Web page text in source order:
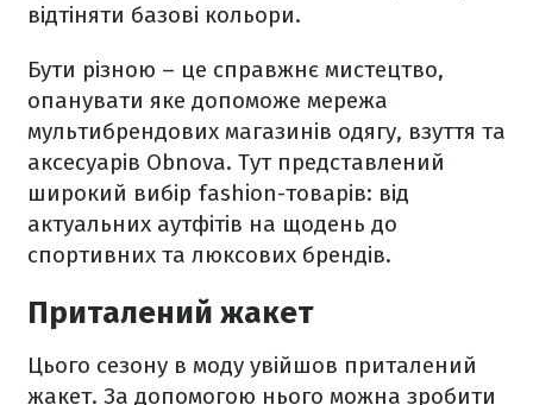
відтіняти базові кольори.
Бути різною – це справжнє мистецтво,
опанувати яке допоможе мережа
мультибрендових магазинів одягу, взуття та
аксесуарів Obnova. Тут представлений
широкий вибір fashion-товарів: від
актуальних аутфітів на щодень до
спортивних та люксових брендів.
Приталений жакет
Цього сезону в моду увійшов приталений
жакет. За допомогою нього можна зробити